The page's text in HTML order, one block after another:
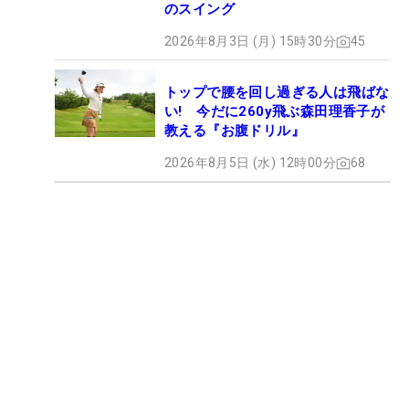
のスイング
2026年8月3日 (月) 15時30分 45
トップで腰を回し過ぎる人は飛ばな
い! 今だに260y飛ぶ森田理香子が
教える『お腹ドリル』
2026年8月5日 (水) 12時00分 68